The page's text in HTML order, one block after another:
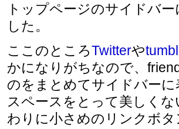
トップページのサイドバ
した。
ここのところTwitterや
かになりがちなので、
のをまとめてサイドバー
スペースをとって美しく
わりに小さめのリンクボ